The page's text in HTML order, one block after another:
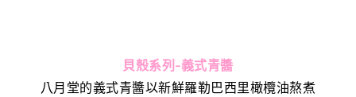
貝殼系列-義式青醬
八月堂的義式青醬以新鮮羅勒巴西里橄欖油熬煮